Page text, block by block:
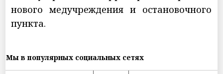
нового медучреждения и остановочного
пункта.
Мы в популярных социальных сетях